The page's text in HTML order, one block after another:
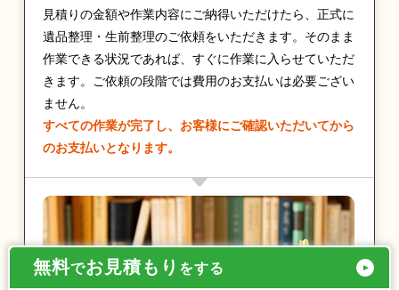
見積りの金額や作業内容にご納得いただけたら、正式に
遺品整理・生前整理のご依頼をいただきます。そのまま
作業できる状況であれば、すぐに作業に入らせていただ
きます。ご依頼の段階では費用のお支払いは必要ござい
ません。
すべての作業が完了し、お客様にご確認いただいてから
のお支払いとなります。
無料でお見積もり をする